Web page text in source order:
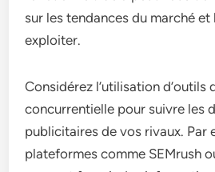
sur les tendances du marché
exploiter.
Considérez l’utilisation d’outils
concurrentielle pour suivre les
publicitaires de vos rivaux. Par
plateformes comme SEMrush